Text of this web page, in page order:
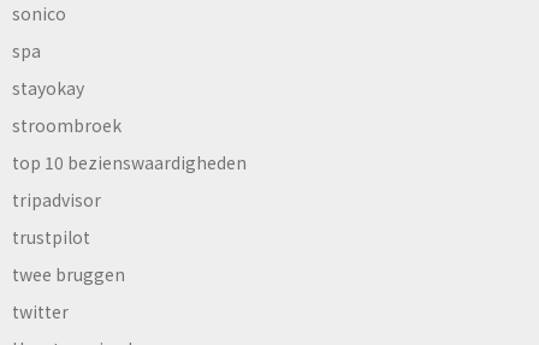
sonico
spa
stayokay
stroombroek
top 10 bezienswaardigheden
tripadvisor
trustpilot
twee bruggen
twitter